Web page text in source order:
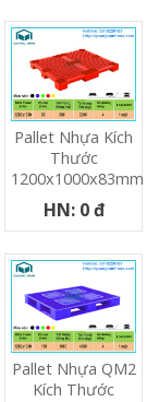
Pallet Nhựa Kích
Thước
1200x1000x83mm
HN: 0 đ
Pallet Nhựa QM2
Kích Thước